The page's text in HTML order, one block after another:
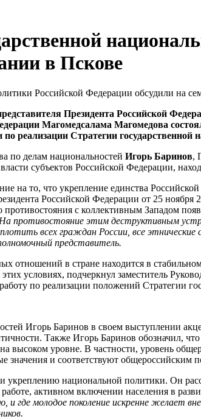
в Пскове
Президента Российской
Магомедсалама Магомедова
реализации Стратегии государственной
по делам национальностей Игорь Баринов,
субъектов Российской Федерации,
на то, что укрепление единства
Российской Федерации от 25
с коллективным Западом
противостояние этим деструктивным
всех граждан России, все
представитель.
отношений в стране находится в
условиях, подчеркнул заместитель
по реализации положений Стратегии
Игорь Баринов в своем выступлении
Также Игорь Баринов обозначил,
высоком уровне. В частности, уровень
и соответствуют общероссийским
национальной политики. Он
активном включении населения в
и где молодое поколение искренне желает